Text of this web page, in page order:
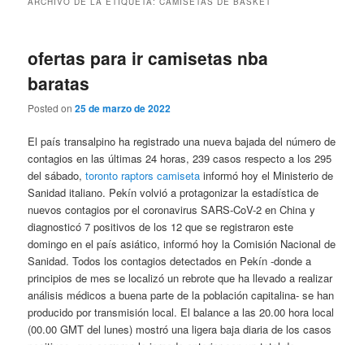
ofertas para ir camisetas nba
baratas
Posted on25 de marzo de 2022
El país transalpino ha registrado una nueva bajada del número de
contagios en las últimas 24 horas, 239 casos respecto a los 295
del sábado,toronto raptors camiseta informó hoy el Ministerio de
Sanidad italiano. Pekín volvió a protagonizar la estadística de
nuevos contagios por el coronavirus SARS-CoV-2 en China y
diagnosticó 7 positivos de los 12 que se registraron este
domingo en el país asiático, informó hoy la Comisión Nacional de
Sanidad. Todos los contagios detectados en Pekín -donde a
principios de mes se localizó un rebrote que ha llevado a realizar
análisis médicos a buena parte de la población capitalina- se han
producido por transmisión local. El balance a las 20.00 hora local
(00.00 GMT del lunes) mostró una ligera baja diaria de los casos